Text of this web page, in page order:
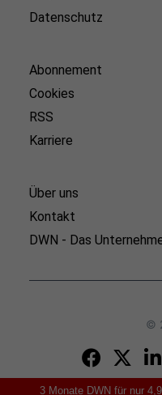
Datenschutz
Abonnement
Cookies
RSS
Karriere
Über uns
Kontakt
DWN - Das
©
3 Monate DWN für nur